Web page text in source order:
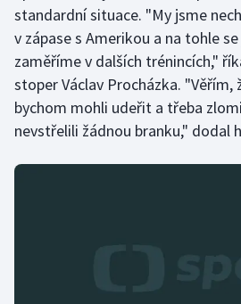
Vodní slalom
Volejbal
Ostatní
standardní situace. "My jsme
v zápase s Amerikou a na tohle
zaměříme v dalších trénincích,"
stoper Václav Procházka. "Věřím,
bychom mohli udeřit a třeba
nevstřelili žádnou branku," dodal